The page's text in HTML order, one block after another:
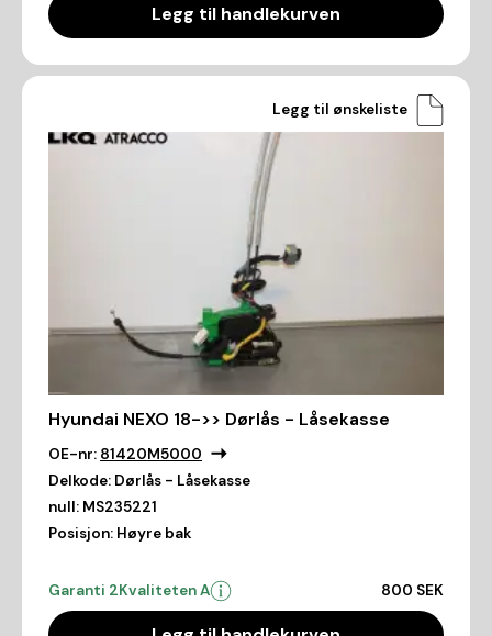
Legg til handlekurven
Legg til ønskeliste
Hyundai NEXO 18->> Dørlås - Låsekasse
OE-nr: 81420M5000
Delkode: Dørlås - Låsekasse
null: MS235221
Posisjon: Høyre bak
Garanti 2Kvaliteten A 800 SEK